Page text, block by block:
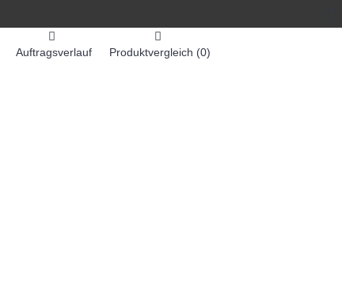
Auftragsverlauf Produktvergleich (0)